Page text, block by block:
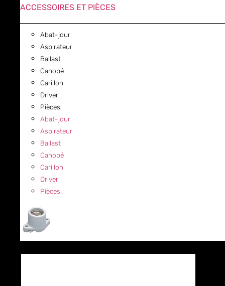
ACCESSOIRES ET PIÈCES
Abat-jour
Aspirateur
Ballast
Canopé
Carillon
Driver
Pièces
Abat-jour
Aspirateur
Ballast
Canopé
Carillon
Driver
Pièces